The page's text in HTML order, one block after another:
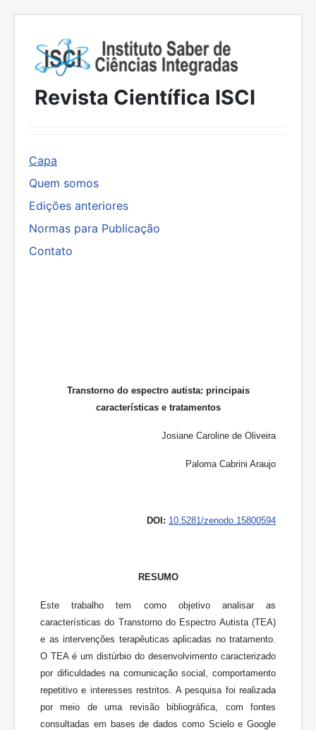
Revista Científica ISCI
Capa
Quem somos
Edições anteriores
Normas para Publicação
Contato
Transtorno do espectro autista: principais
características e tratamentos
Josiane Caroline de Oliveira
Paloma Cabrini Araujo
DOI: 10.5281/zenodo.15800594
RESUMO
Este trabalho tem como objetivo analisar as
características do Transtorno do Espectro Autista (TEA)
e as intervenções terapêuticas aplicadas no tratamento.
O TEA é um distúrbio do desenvolvimento caracterizado
por dificuldades na comunicação social, comportamento
repetitivo e interesses restritos. A pesquisa foi realizada
por meio de uma revisão bibliográfica, com fontes
consultadas em bases de dados como Scielo e Google